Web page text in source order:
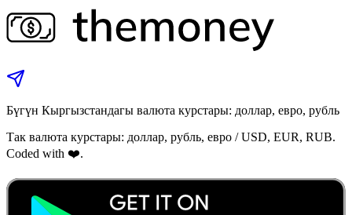
Бүгүн Кыргызстандагы валюта курстары: доллар, евро, рубль
Так валюта курстары: доллар, рубль, евро / USD, EUR, RUB.
Coded with ❤️.